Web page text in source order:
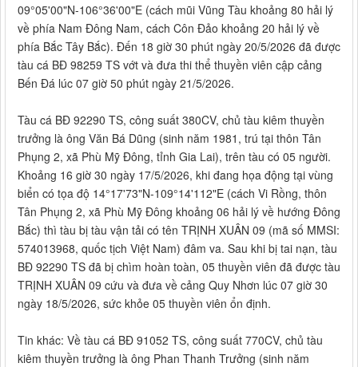
09°05'00"N-106°36'00"E (cách mũi Vũng Tàu khoảng 80 hải lý
về phía Nam Đông Nam, cách Côn Đảo khoảng 20 hải lý về
phía Bắc Tây Bắc). Đến 18 giờ 30 phút ngày 20/5/2026 đã được
tàu cá BĐ 98259 TS vớt và đưa thi thể thuyền viên cập cảng
Bến Đá lúc 07 giờ 50 phút ngày 21/5/2026.
Tàu cá BĐ 92290 TS, công suất 380CV, chủ tàu kiêm thuyền
trưởng là ông Văn Bá Dũng (sinh năm 1981, trú tại thôn Tân
Phụng 2, xã Phù Mỹ Đông, tỉnh Gia Lai), trên tàu có 05 người.
Khoảng 16 giờ 30 ngày 17/5/2026, khi đang họa động tại vùng
biển có tọa độ 14°17'73"N-109°14'112"E (cách Vi Rồng, thôn
Tân Phụng 2, xã Phù Mỹ Đông khoảng 06 hải lý về hướng Đông
Bắc) thì tàu bị tàu vận tải có tên TRỊNH XUÂN 09 (mã số MMSI:
574013968, quốc tịch Việt Nam) đâm va. Sau khi bị tai nạn, tàu
BĐ 92290 TS đã bị chìm hoàn toàn, 05 thuyền viên đã được tàu
TRỊNH XUÂN 09 cứu và đưa về cảng Quy Nhơn lúc 07 giờ 30
ngày 18/5/2026, sức khỏe 05 thuyền viên ổn định.
Tin khác: Về tàu cá BĐ 91052 TS, công suất 770CV, chủ tàu
kiêm thuyền trưởng là ông Phan Thanh Trưởng (sinh năm